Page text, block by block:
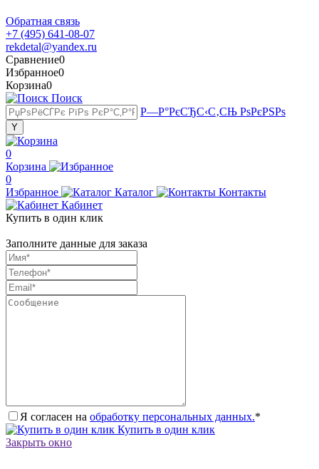
Обратная связь
+7 (495) 641-08-07
rekdetal@yandex.ru
Сравнение0
Избранное0
Корзина0
Поиск
Р—Р°РєСЂС‹С‚СЊ РѕРєРЅРѕ
0
Корзина
0
Избранное
Каталог
Контакты
Кабинет
Купить в один клик
Заполните данные для заказа
Я согласен на обработку персональных данных.*
Купить в один клик
Закрыть окно